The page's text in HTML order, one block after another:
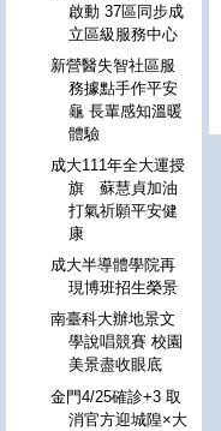
啟動 37區同步成
立區級服務中心
新營醫失智社區服
務據點手作平安
龜 長輩感知溫暖
體驗
成大111年全大運授
旗 蘇慧貞加油
打氣祈願平安健
康
成大半導體學院再
現博班招生榮景
南臺科大辦地景文
學說唱競賽 校園
美景盡收眼底
金門4/25確診+3 取
消官方迎城隍×大